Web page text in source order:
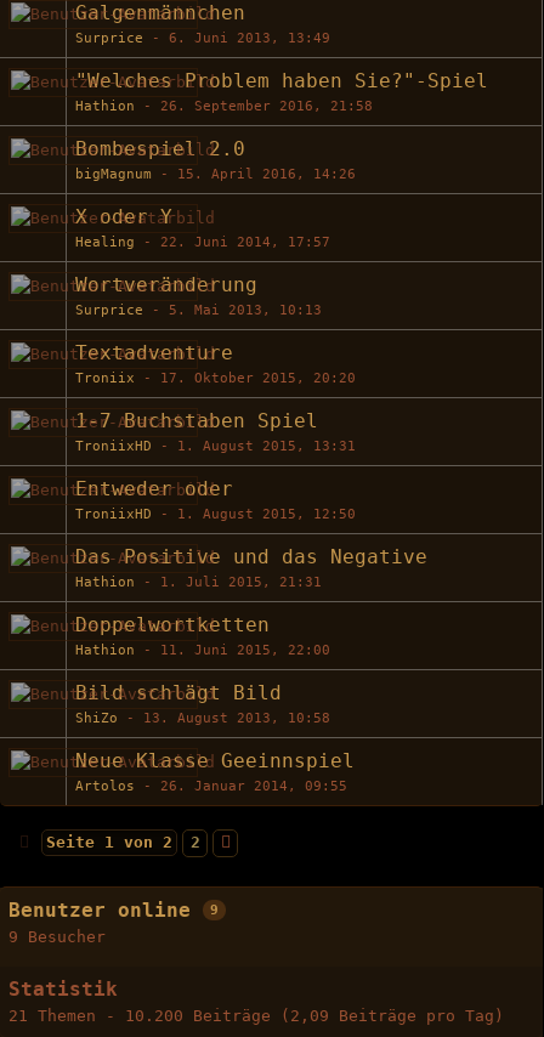
Galgenmännchen
Surprice - 6. Juni 2013, 13:49
"Welches Problem haben Sie?"-Spiel
Hathion - 26. September 2016, 21:58
Bombespiel 2.0
bigMagnum - 15. April 2016, 14:26
X oder Y
Healing - 22. Juni 2014, 17:57
Wortveränderung
Surprice - 5. Mai 2013, 10:13
Textadventure
Troniix - 17. Oktober 2015, 20:20
1-7 Buchstaben Spiel
TroniixHD - 1. August 2015, 13:31
Entweder oder
TroniixHD - 1. August 2015, 12:50
Das Positive und das Negative
Hathion - 1. Juli 2015, 21:31
Doppelwortketten
Hathion - 11. Juni 2015, 22:00
Bild schlägt Bild
ShiZo - 13. August 2013, 10:58
Neue Klasse Geeinnspiel
Artolos - 26. Januar 2014, 09:55
Seite 1 von 2 2
Benutzer online 9
9 Besucher
Statistik
21 Themen - 10.200 Beiträge (2,09 Beiträge pro Tag)